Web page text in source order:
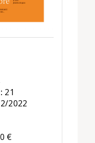
21
2022
€